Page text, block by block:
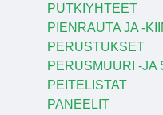
PUTKIYHTEET
PIENRAUTA JA -
PERUSTUKSET
PERUSMUURI -JA
PEITELISTAT
PANEELIT